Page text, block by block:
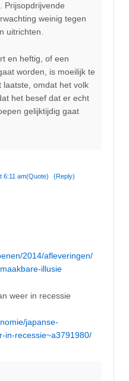
Prijsopdrijvende
weinig tegen
uitrichten.
en heftig, of een
worden, is moeilijk te
laatste, omdat het volk
het besef dat er echt
gelijktijdig gaat
6:11 am(Quote) (Reply)
2014/afleveringen/
illusie
weer in recessie
japanse-
in-recessie~a3791980/